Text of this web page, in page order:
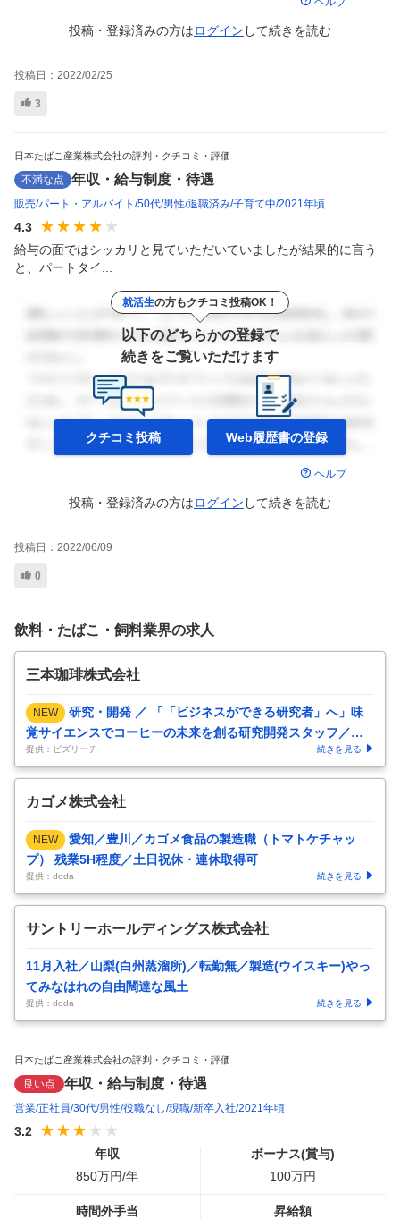
投稿・登録済みの方はログイン して続きを読む
投稿日： 2022/02/25
3
日本たばこ産業株式会社の評判・クチコミ・評価
不満な点 年収・給与制度・待遇
販売 パート・アルバイト 50代 男性 退職済み 子育て中 2021年頃
4.3
給与の面ではシッカリと見ていただいていましたが結果的に言う
と、パートタイ...
就活生の方もクチコミ投稿OK！
以下のどちらかの登録で
続きをご覧いただけます
クチコミ投稿 Web履歴書の登録
ヘルプ
投稿・登録済みの方はログイン して続きを読む
投稿日： 2022/06/09
0
飲料・たばこ・飼料業界の求人
三本珈琲株式会社
NEW
研究・開発 ／ 「「ビジネスができる研究者」へ」味
覚サイエンスでコーヒーの未来を創る研究開発スタッフ／次
世代責任者候補
提供：ビズリーチ 続きを見る
カゴメ株式会社
NEW
愛知／豊川／カゴメ食品の製造職（トマトケチャッ
プ） 残業5H程度／土日祝休・連休取得可
提供：doda 続きを見る
サントリーホールディングス株式会社
11月入社／山梨(白州蒸溜所)／転勤無／製造(ウイスキー)やっ
てみなはれの自由闊達な風土
提供：doda 続きを見る
日本たばこ産業株式会社の評判・クチコミ・評価
良い点 年収・給与制度・待遇
営業 正社員 30代 男性 役職なし 現職 新卒入社 2021年頃
3.2
年収
850万円/年
ボーナス(賞与)
100万円
時間外手当
昇給額